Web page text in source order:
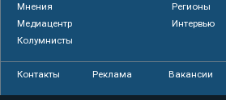
Мнения
Регионы
Медиацентр
Интервью
Колумнисты
Контакты Реклама Вакансии